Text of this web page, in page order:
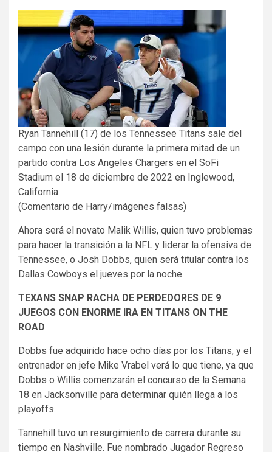
Ryan Tannehill (17) de los Tennessee Titans sale del
campo con una lesión durante la primera mitad de un
partido contra Los Angeles Chargers en el SoFi
Stadium el 18 de diciembre de 2022 en Inglewood,
California.
(Comentario de Harry/imágenes falsas)
Ahora será el novato Malik Willis, quien tuvo problemas
para hacer la transición a la NFL y liderar la ofensiva de
Tennessee, o Josh Dobbs, quien será titular contra los
Dallas Cowboys el jueves por la noche.
TEXANS SNAP RACHA DE PERDEDORES DE 9
JUEGOS CON ENORME IRA EN TITANS ON THE
ROAD
Dobbs fue adquirido hace ocho días por los Titans, y el
entrenador en jefe Mike Vrabel verá lo que tiene, ya que
Dobbs o Willis comenzarán el concurso de la Semana
18 en Jacksonville para determinar quién llega a los
playoffs.
Tannehill tuvo un resurgimiento de carrera durante su
tiempo en Nashville. Fue nombrado Jugador Regreso